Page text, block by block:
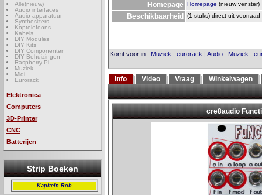
Alle(nieuw)
Audio interfaces
Audio apparatuur
Synthesizers
Koptelefoons
Kabels
DIY Modules
DIY Kits
DIY Componenten
DIY Behuizingen
Raspberry Pi
Muziek
Midi
Eurorack
Elektronica
Computers
3D-Printer
CNC
Batterijen
Strip Boeken
Kapitein Rob
Homepage Homepage (nieuw venster)
Beschikbaarheid (1 stuks) direct uit voorraad
Komt voor in : Muziek : eurorack | Audio : Muziek :
Info Video Vraag Winkelwagen